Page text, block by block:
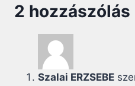
2 hozzászólás
Szalai ERZSEBE